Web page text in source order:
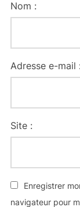
Nom :
Adresse e-mail
Site :
Enregistrer
navigateur pour